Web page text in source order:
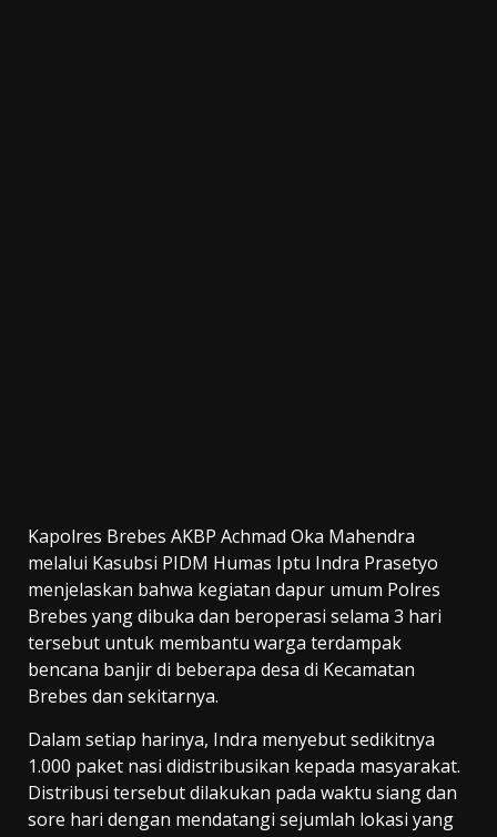
Kapolres Brebes AKBP Achmad Oka Mahendra
melalui Kasubsi PIDM Humas Iptu Indra Prasetyo
menjelaskan bahwa kegiatan dapur umum Polres
Brebes yang dibuka dan beroperasi selama 3 hari
tersebut untuk membantu warga terdampak
bencana banjir di beberapa desa di Kecamatan
Brebes dan sekitarnya.
Dalam setiap harinya, Indra menyebut sedikitnya
1.000 paket nasi didistribusikan kepada masyarakat.
Distribusi tersebut dilakukan pada waktu siang dan
sore hari dengan mendatangi sejumlah lokasi yang